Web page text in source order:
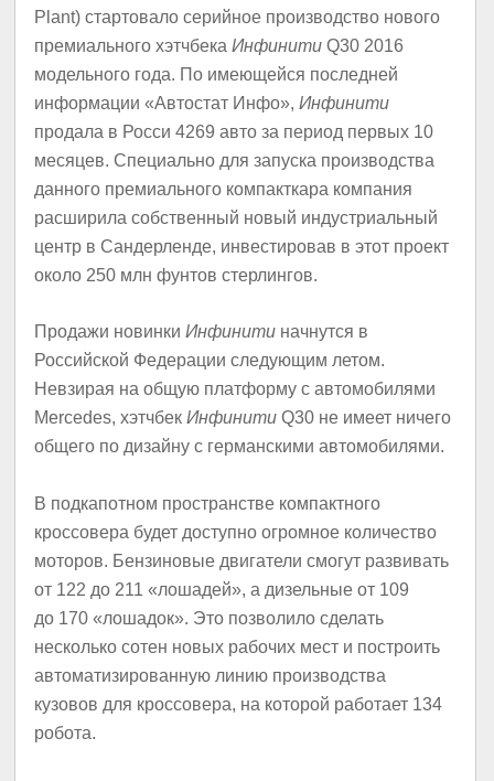
Plant) стартовало серийное производство нового
премиального хэтчбекаИнфинити Q30 2016
модельного года. По имеющейся последней
информации «Автостат Инфо»,Инфинити
продала в Росси 4269 авто за период первых 10
месяцев. Специально для запуска производства
данного премиального компакткара компания
расширила собственный новый индустриальный
центр в Сандерленде, инвестировав в этот проект
около 250 млн фунтов стерлингов.
Продажи новинкиИнфинити начнутся в
Российской Федерации следующим летом.
Невзирая на общую платформу с автомобилями
Mercedes, хэтчбекИнфинити Q30 не имеет ничего
общего по дизайну с германскими автомобилями.
В подкапотном пространстве компактного
кроссовера будет доступно огромное количество
моторов. Бензиновые двигатели смогут развивать
от 122 до 211 «лошадей», а дизельные от 109
до 170 «лошадок». Это позволило сделать
несколько сотен новых рабочих мест и построить
автоматизированную линию производства
кузовов для кроссовера, на которой работает 134
робота.